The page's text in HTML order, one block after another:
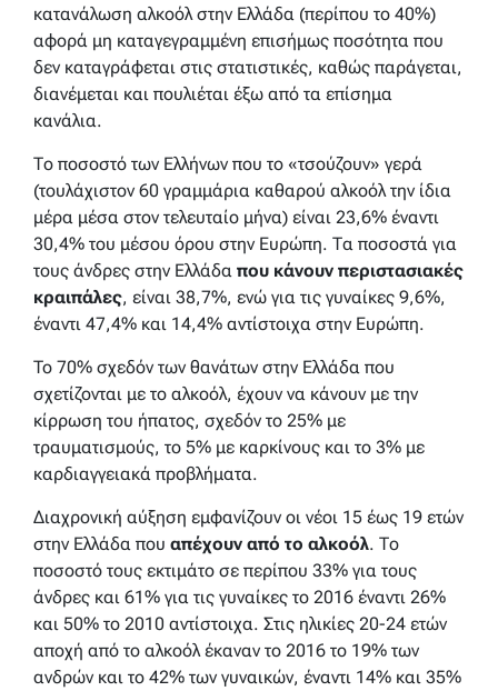
κατανάλωση αλκοόλ στην Ελλάδα (περίπου το 40%)
αφορά μη καταγεγραμμένη επισήμως ποσότητα που
δεν καταγράφεται στις στατιστικές, καθώς παράγεται,
διανέμεται και πουλιέται έξω από τα επίσημα
κανάλια.
Το ποσοστό των Ελλήνων που το «τσούζουν» γερά
(τουλάχιστον 60 γραμμάρια καθαρού αλκοόλ την ίδια
μέρα μέσα στον τελευταίο μήνα) είναι 23,6% έναντι
30,4% του μέσου όρου στην Ευρώπη. Τα ποσοστά για
τους άνδρες στην Ελλάδα που κάνουν περιστασιακές
κραιπάλες, είναι 38,7%, ενώ για τις γυναίκες 9,6%,
έναντι 47,4% και 14,4% αντίστοιχα στην Ευρώπη.
To 70% σχεδόν των θανάτων στην Ελλάδα που
σχετίζονται με το αλκοόλ, έχουν να κάνουν με την
κίρρωση του ήπατος, σχεδόν το 25% με
τραυματισμούς, το 5% με καρκίνους και το 3% με
καρδιαγγειακά προβλήματα.
Διαχρονική αύξηση εμφανίζουν οι νέοι 15 έως 19 ετών
στην Ελλάδα που απέχουν από το αλκοόλ. Το
ποσοστό τους εκτιμάτο σε περίπου 33% για τους
άνδρες και 61% για τις γυναίκες το 2016 έναντι 26%
και 50% το 2010 αντίστοιχα. Στις ηλικίες 20-24 ετών
αποχή από το αλκοόλ έκαναν το 2016 το 19% των
ανδρών και το 42% των γυναικών, έναντι 14% και 35%